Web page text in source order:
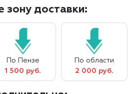
зону доставки:
По Пензе
1 500 руб.
По области
2 000 руб.